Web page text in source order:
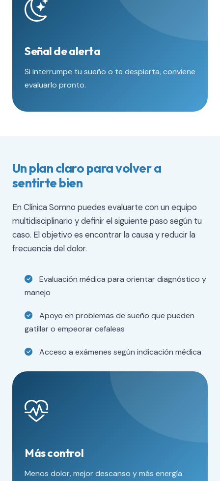
Señal de alerta
Si interrumpe tu sueño o te despierta, conviene
evaluarlo pronto.
Un plan claro para volver a
sentirte bien
En Clínica Somno puedes evaluarte con un equipo
multidisciplinario y definir el siguiente paso según tu
caso. El objetivo es encontrar la causa y reducir la
frecuencia del dolor.
Evaluación médica para orientar diagnóstico y
manejo
Apoyo en problemas de sueño que pueden
gatillar o empeorar cefaleas
Acceso a exámenes según indicación médica
Más control
Menos dolor, mejor descanso y más energía